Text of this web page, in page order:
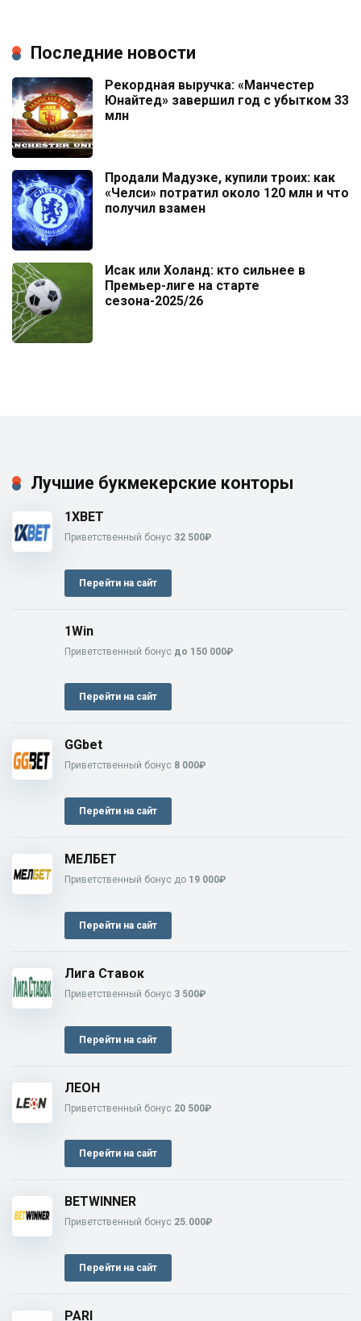
Последние новости
Рекордная выручка: «Манчестер
Юнайтед» завершил год с убытком 33
млн
Продали Мадуэке, купили троих: как
«Челси» потратил около 120 млн и что
получил взамен
Исак или Холанд: кто сильнее в
Премьер-лиге на старте
сезона-2025/26
Лучшие букмекерские конторы
1XBET
Приветственный бонус 32 500₽
Перейти на сайт
1Win
Приветственный бонус до 150 000₽
Перейти на сайт
GGbet
Приветственный бонус 8 000₽
Перейти на сайт
МЕЛБЕТ
Приветственный бонус до 19 000₽
Перейти на сайт
Лига Ставок
Приветственный бонус 3 500₽
Перейти на сайт
ЛЕОН
Приветственный бонус 20 500₽
Перейти на сайт
BETWINNER
Приветственный бонус 25.000₽
Перейти на сайт
PARI